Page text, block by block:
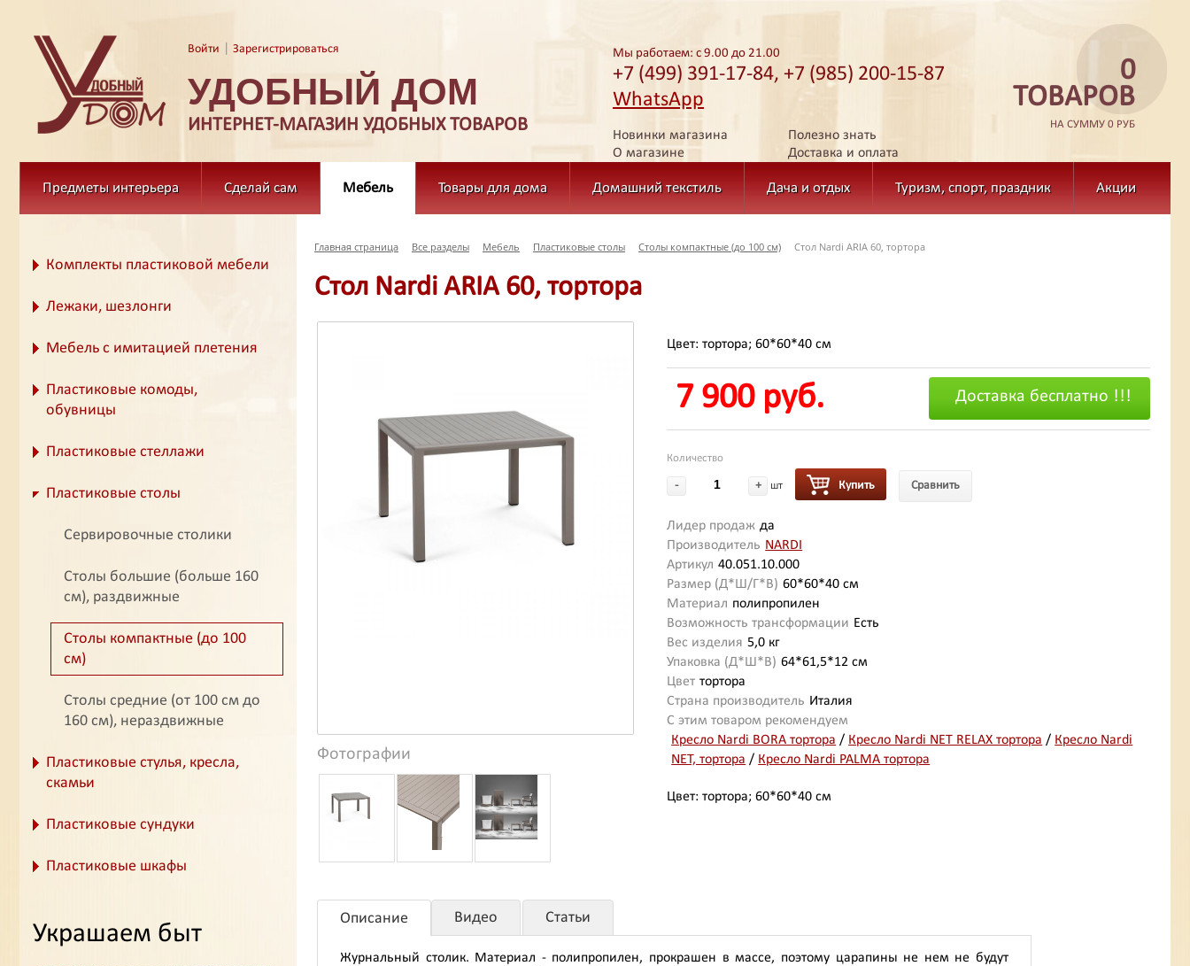
Войти Зарегистрироваться
УДОБНЫЙ ДОМ
ИНТЕРНЕТ-МАГАЗИН УДОБНЫХ ТОВАРОВ
Мы работаем: с 9.00 до 21.00
+7 (499) 391-17-84, +7 (985) 200-15-87
WhatsApp
Новинки магазина
Полезно знать
О магазине
Доставка и оплата
0
ТОВАРОВ
НА СУММУ 0 РУБ
Предметы интерьера Сделай сам Мебель Товары для дома Домашний текстиль Дача и отдых Туризм, спорт, праздник Акции
Комплекты пластиковой мебели
Лежаки, шезлонги
Мебель с имитацией плетения
Пластиковые комоды,
обувницы
Пластиковые стеллажи
Пластиковые столы
Сервировочные столики
Столы большие (больше 160
см), раздвижные
Столы компактные (до 100
см)
Столы средние (от 100 см до
160 см), нераздвижные
Пластиковые стулья, кресла,
скамьи
Пластиковые сундуки
Пластиковые шкафы
Украшаем быт
Главная страница Все разделы Мебель Пластиковые столы Столы компактные (до 100 см) Стол Nardi ARIA 60, тортора
Стол Nardi ARIA 60, тортора
Фотографии
Цвет: тортора; 60*60*40 см
7 900 руб. Доставка бесплатно !!!
Количество
- + шт Купить Сравнить
Лидер продаж да
Производитель NARDI
Артикул 40.051.10.000
Размер (Д*Ш/Г*В) 60*60*40 см
Материал полипропилен
Возможность трансформации Есть
Вес изделия 5,0 кг
Упаковка (Д*Ш*В) 64*61,5*12 см
Цвет тортора
Страна производитель Италия
С этим товаром рекомендуем
Кресло Nardi BORA тортора / Кресло Nardi NET RELAX тортора / Кресло Nardi
NET, тортора / Кресло Nardi PALMA тортора
Цвет: тортора; 60*60*40 см
Описание Видео Статьи
Журнальный столик. Материал - полипропилен, прокрашен в массе, поэтому царапины не нем не будут